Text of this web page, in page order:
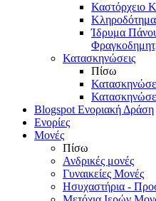
Καστόρχειο
Ίδρυμα
Κατασκηνώσεις
Πίσω
Blogspot Ενοριακή Δράση
Ενορίες
Μονές
Πίσω
Ανδρικές μονές
Γυναικείες Μονές
Ησυχαστήρια -